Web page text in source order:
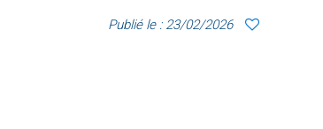
Publié le : 23/02/2026